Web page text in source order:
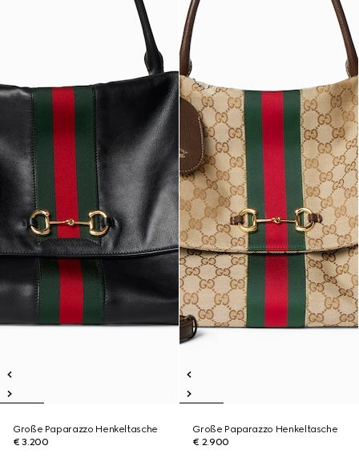
Große Paparazzo Henkeltasche
€ 3.200
Große Paparazzo Henkeltasche
€ 2.900